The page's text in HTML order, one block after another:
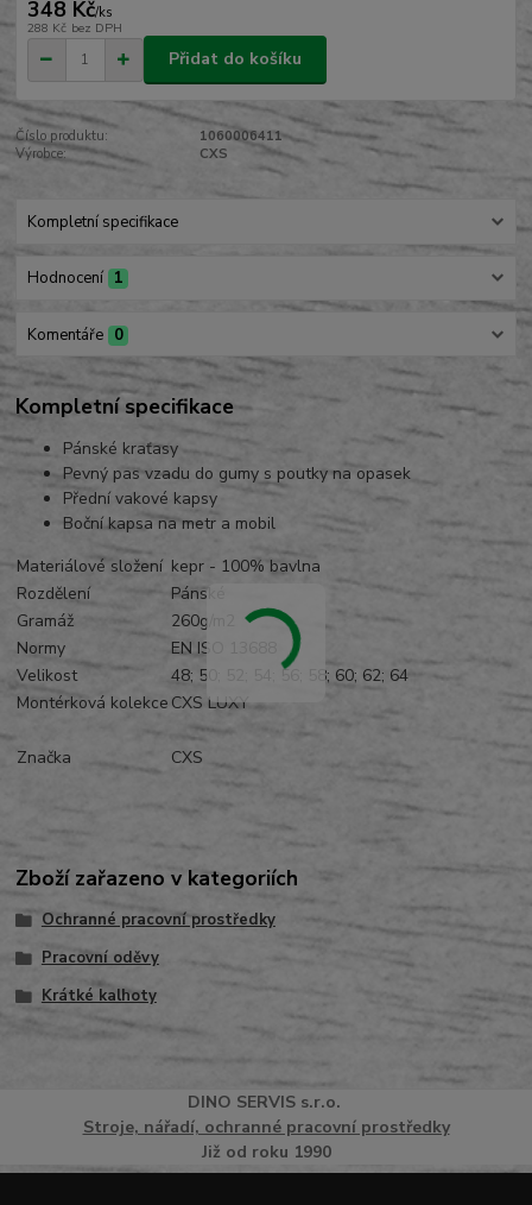
348 Kč/ks
288 Kč bez DPH
Přidat do košíku
Číslo produktu:
1060006411
Výrobce:
CXS
Kompletní specifikace
Hodnocení 1
Komentáře 0
Kompletní specifikace
Pánské kraťasy
Pevný pas vzadu do gumy s poutky na opasek
Přední vakové kapsy
Boční kapsa na metr a mobil
Materiálové složení kepr - 100% bavlna
Rozdělení
Pánské
Gramáž
260g/m2
Normy
EN ISO 13688
Velikost
48; 50; 52; 54; 56; 58; 60; 62; 64
Montérková kolekce CXS LUXY
Značka CXS
Zboží zařazeno v kategoriích
Ochranné pracovní prostředky
Pracovní oděvy
Krátké kalhoty
DINO SERVISs.r.o.
Stroje, nářadí, ochranné pracovní prostředky
Již od roku 1990